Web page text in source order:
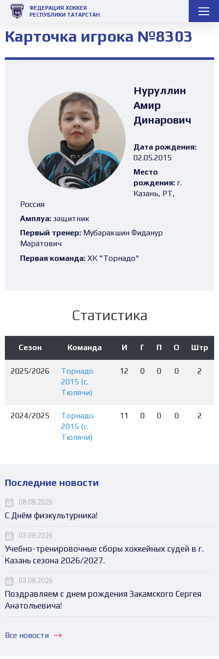
ФЕДЕРАЦИЯ ХОККЕЯ
РЕСПУБЛИКИ ТАТАРСТАН
Карточка игрока №8303
Нуруллин
Амир
Динарович
Дата рождения:
02.05.2015
Место
рождения: г.
Казань, РТ,
Россия
Амплуа: защитник
Первый тренер: Мубаракшин Фиданур
Маратович
Первая команда: ХК "Торнадо"
Статистика
Сезон Команда И Г П О Штр
2025/2026
Торнадо
2015 (с.
Тюлячи)
12 0 0 0 2
2024/2025
Торнадо
2015 (с.
Тюлячи)
11 0 0 0 2
Последние новости
08.08.2026
С Днём физкультурника!
03.08.2026
Учебно-тренировочные сборы хоккейных судей в г.
Казань сезона 2026/2027.
03.08.2026
Поздравляем с днем рождения Закамского Сергея
Анатольевича!
Все новости